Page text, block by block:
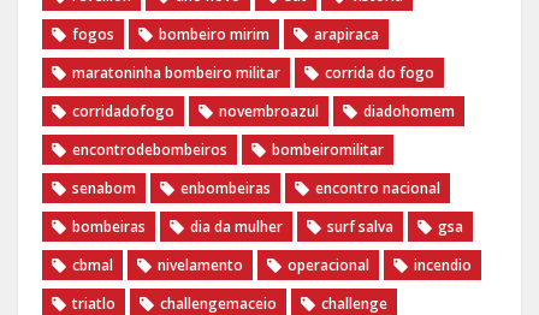
fogos
bombeiro mirim
arapiraca
maratoninha bombeiro militar
corrida do fogo
corridadofogo
novembroazul
diadohomem
encontrodebombeiros
bombeiromilitar
senabom
enbombeiras
encontro nacional
bombeiras
dia da mulher surf salva
gsa
cbmal
nivelamento operacional
incendio
triatlo
challengemaceio
challenge